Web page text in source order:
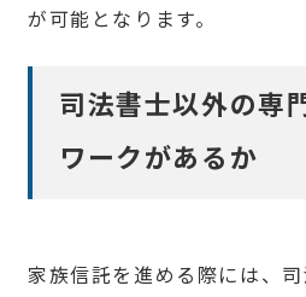
が可能となります。
司法書士以外の専
ワークがあるか
家族信託を進める際には、司